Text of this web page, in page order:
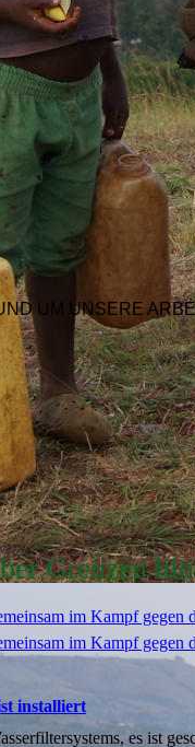
UM UNSERE
Grenzen
im Kampf gegen
im Kampf gegen
installiert
es ist